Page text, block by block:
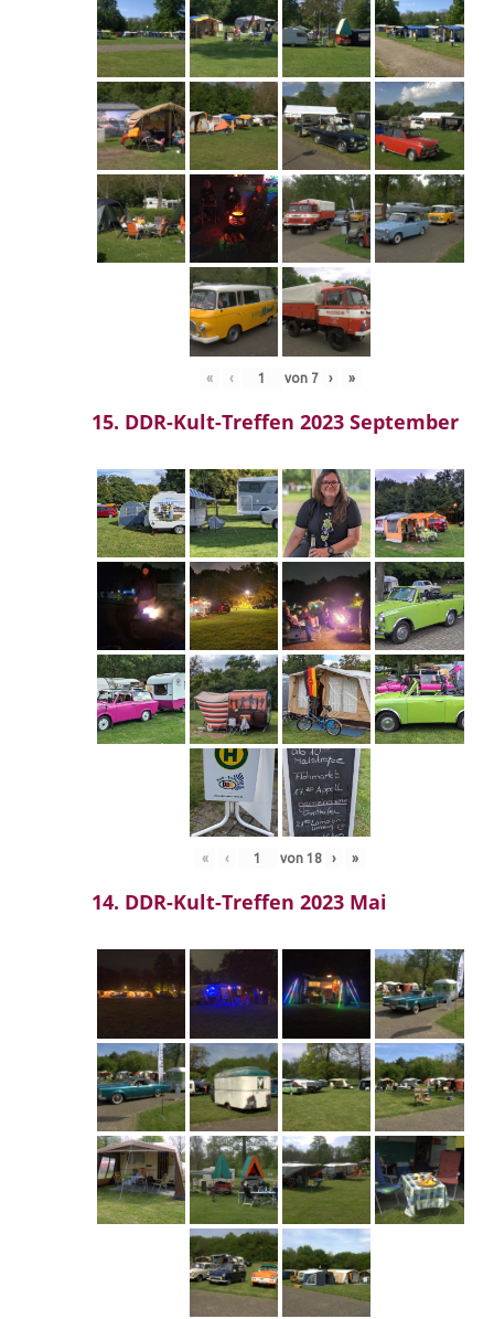
« ‹ von 7 › »
15. DDR-Kult-Treffen 2023 September
« ‹ von 18 › »
14. DDR-Kult-Treffen 2023 Mai